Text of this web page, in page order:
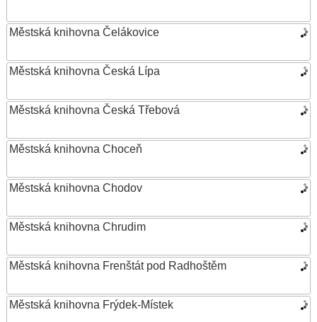
Městská knihovna Čelákovice
Městská knihovna Česká Lípa
Městská knihovna Česká Třebová
Městská knihovna Choceň
Městská knihovna Chodov
Městská knihovna Chrudim
Městská knihovna Frenštát pod Radhoštěm
Městská knihovna Frýdek-Místek